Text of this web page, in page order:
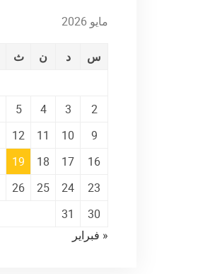
مايو 2026
س د ن ث
2
3
4
5
9
10
11
12
16
17
18
19
23
24
25
26
30
31
« فبراير